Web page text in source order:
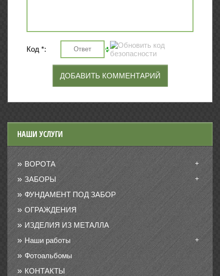
Код *:
НАШИ УСЛУГИ
+
ВОРОТА
+
ЗАБОРЫ
ФУНДАМЕНТ ПОД ЗАБОР
ОГРАЖДЕНИЯ
ИЗДЕЛИЯ ИЗ МЕТАЛЛА
+
Наши работы
Фотоальбомы
КОНТАКТЫ